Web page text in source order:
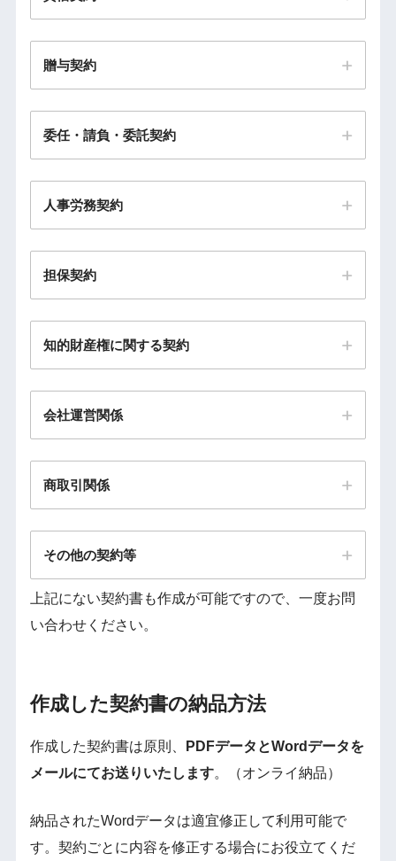
贈与契約
委任・請負・委託契約
人事労務契約
担保契約
知的財産権に関する契約
会社運営関係
商取引関係
その他の契約等
上記にない契約書も作成が可能ですので、一度お問
い合わせください。
作成した契約書の納品方法
作成した契約書は原則、
PDFデータとWordデータを
メールにてお送りいたします。（オンライ納品）
納品されたWordデータは適宜修正して利用可能で
す。契約ごとに内容を修正する場合にお役立てくだ